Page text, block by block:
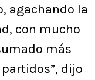
agachando la
con mucho
más
dijo